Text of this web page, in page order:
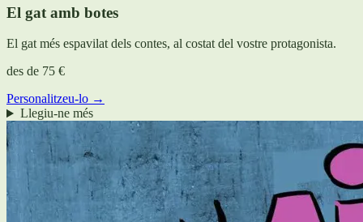
El gat amb botes
El gat més espavilat dels contes, al costat del vostre protagonista.
des de 75 €
Personalitzeu-lo →
Llegiu-ne més